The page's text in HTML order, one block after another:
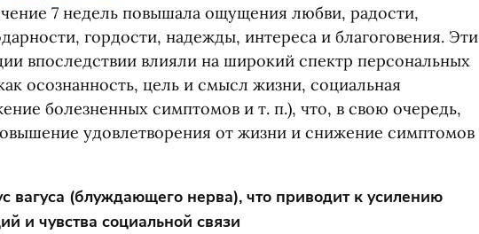
7 недель повышала ощущения любви, радости,
гордости, надежды, интереса и благоговения. Эти
впоследствии влияли на широкий спектр персональных
осознанность, цель и смысл жизни, социальная
болезненных симптомов и т. п.), что, в свою очередь,
удовлетворения от жизни и снижение симптомов
вагуса (блуждающего нерва), что приводит к усилению
и чувства социальной связи